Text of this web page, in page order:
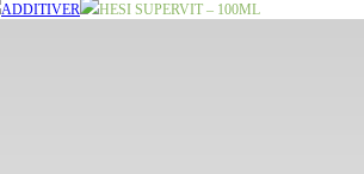
ADDITIVER HESI SUPERVIT – 100ML